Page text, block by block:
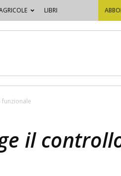
LIBRI
il